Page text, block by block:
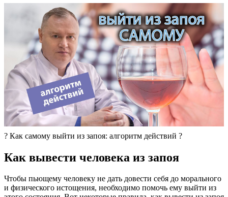
? Как самому выйти из запоя: алгоритм действий ?
Как вывести человека из запоя
Чтобы пьющему человеку не дать довести себя до морального
и физического истощения, необходимо помочь ему выйти из